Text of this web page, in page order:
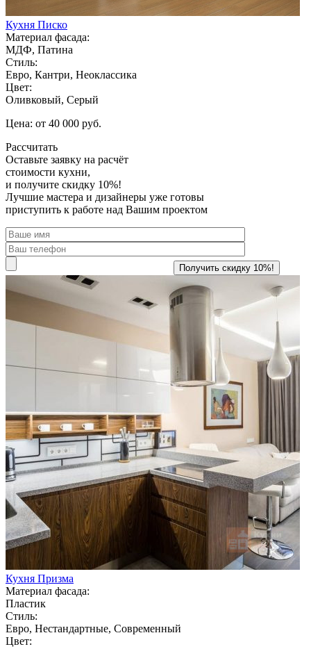
Кухня Писко
Материал фасада:
МДФ, Патина
Стиль:
Евро, Кантри, Неоклассика
Цвет:
Оливковый, Серый
Цена: от 40 000 руб.
Рассчитать
Оставьте заявку на расчёт
стоимости кухни,
и получите скидку 10%!
Лучшие мастера и дизайнеры уже готовы
приступить к работе над Вашим проектом
Кухня Призма
Материал фасада:
Пластик
Стиль:
Евро, Нестандартные, Современный
Цвет: